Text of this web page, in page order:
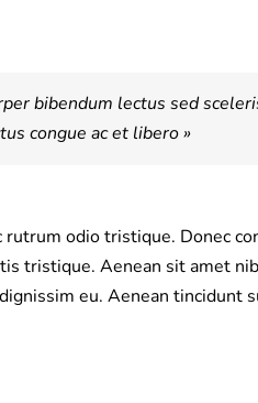
bibendum lectus sed
congue ac et libero »
odio tristique. Donec
tristique. Aenean sit amet
eu. Aenean tincidunt